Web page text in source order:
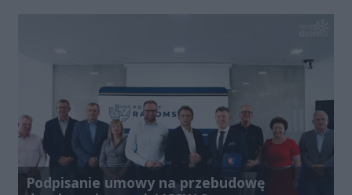
Podpisanie umowy na przebudowę